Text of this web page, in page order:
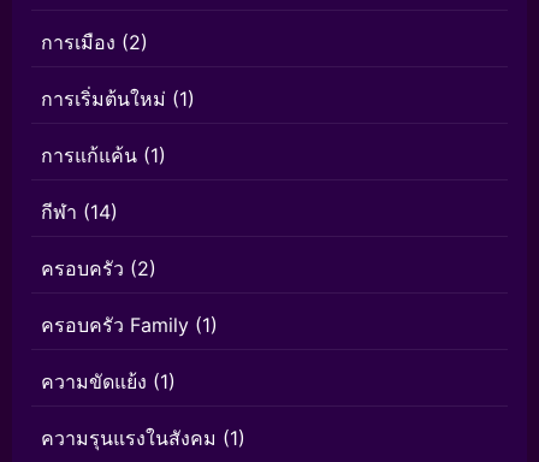
การเมือง (2)
การเริ่มต้นใหม่ (1)
การแก้แค้น (1)
กีฬา (14)
ครอบครัว (2)
ครอบครัว Family (1)
ความขัดแย้ง (1)
ความรุนแรงในสังคม (1)